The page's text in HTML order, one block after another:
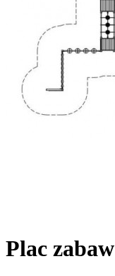
Plac